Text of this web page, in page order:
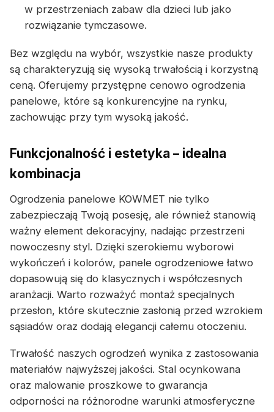
w przestrzeniach zabaw dla dzieci lub jako
rozwiązanie tymczasowe.
Bez względu na wybór, wszystkie nasze produkty
są charakteryzują się wysoką trwałością i korzystną
ceną. Oferujemy przystępne cenowo ogrodzenia
panelowe, które są konkurencyjne na rynku,
zachowując przy tym wysoką jakość.
Funkcjonalność i estetyka – idealna
kombinacja
Ogrodzenia panelowe KOWMET nie tylko
zabezpieczają Twoją posesję, ale również stanowią
ważny element dekoracyjny, nadając przestrzeni
nowoczesny styl. Dzięki szerokiemu wyborowi
wykończeń i kolorów, panele ogrodzeniowe łatwo
dopasowują się do klasycznych i współczesnych
aranżacji. Warto rozważyć montaż specjalnych
przesłon, które skutecznie zasłonią przed wzrokiem
sąsiadów oraz dodają elegancji całemu otoczeniu.
Trwałość naszych ogrodzeń wynika z zastosowania
materiałów najwyższej jakości. Stal ocynkowana
oraz malowanie proszkowe to gwarancja
odporności na różnorodne warunki atmosferyczne